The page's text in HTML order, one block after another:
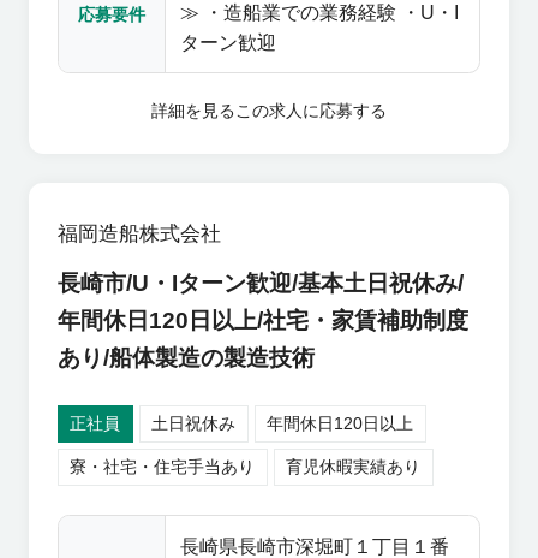
応募要件
≫ ・造船業での業務経験 ・U・I
ターン歓迎
詳細を見る この求人に応募する
福岡造船株式会社
長崎市/U・Iターン歓迎/基本土日祝休み/
年間休日120日以上/社宅・家賃補助制度
あり/船体製造の製造技術
正社員 土日祝休み 年間休日120日以上
寮・社宅・住宅手当あり 育児休暇実績あり
長崎県長崎市深堀町１丁目１番